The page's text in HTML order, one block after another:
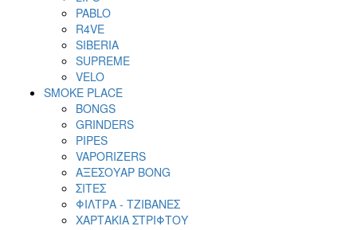
PABLO
R4VE
SIBERIA
SUPREME
VELO
SMOKE PLACE
BONGS
GRINDERS
PIPES
VAPORIZERS
ΑΞΕΣΟΥΑΡ BONG
ΣΙΤΕΣ
ΦΙΛΤΡΑ - ΤΖΙΒΑΝΕΣ
ΧΑΡΤΑΚΙΑ ΣΤΡΙΦΤΟΥ